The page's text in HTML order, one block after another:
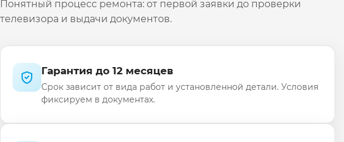
Понятный процесс ремонта: от первой заявки до проверки
телевизора и выдачи документов.
Гарантия до 12 месяцев
Срок зависит от вида работ и установленной детали. Условия
фиксируем в документах.